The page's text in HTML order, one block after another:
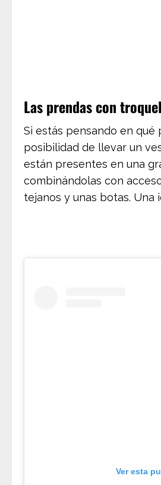
Las prendas con
Si estás pensando en qué
posibilidad de llevar un
están presentes en una
combinándolas con
tejanos y unas botas.
Ver esta